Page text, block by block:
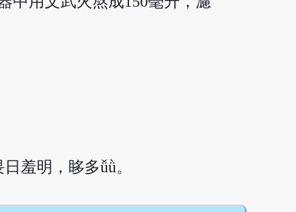
羞明，眵多ǚǜ。